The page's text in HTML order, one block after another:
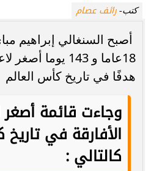
كتب- رائف عصام
أصبح السنغالي إبراهيم
18عاما و 143
هدفًا في تاريخ كأس العالم
وجاءت قائمة أصغر
الأفارقة في
كالتالي :